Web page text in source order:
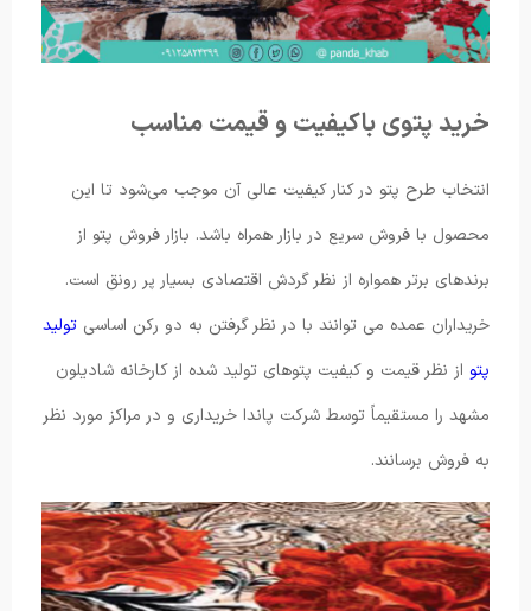
خرید پتوی باکیفیت و قیمت مناسب
انتخاب طرح پتو در کنار کیفیت عالی آن موجب می‌شود تا این
محصول با فروش سریع در بازار همراه باشد. بازار فروش پتو از
برندهای برتر همواره از نظر گردش اقتصادی بسیار پر رونق است.
خریداران عمده می‌ توانند با در نظر گرفتن به دو رکن اساسی تولید
پتو از نظر قیمت و کیفیت پتوهای تولید شده از کارخانه شادیلون
مشهد را مستقیماً توسط شرکت پاندا خریداری و در مراکز مورد نظر
به فروش برسانند.